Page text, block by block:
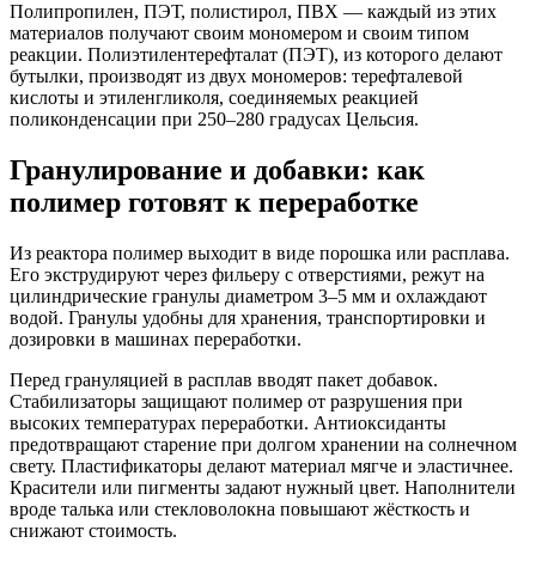
Полипропилен, ПЭТ, полистирол, ПВХ — каждый из этих
материалов получают своим мономером и своим типом
реакции. Полиэтилентерефталат (ПЭТ), из которого делают
бутылки, производят из двух мономеров: терефталевой
кислоты и этиленгликоля, соединяемых реакцией
поликонденсации при 250–280 градусах Цельсия.
Гранулирование и добавки: как
полимер готовят к переработке
Из реактора полимер выходит в виде порошка или расплава.
Его экструдируют через фильеру с отверстиями, режут на
цилиндрические гранулы диаметром 3–5 мм и охлаждают
водой. Гранулы удобны для хранения, транспортировки и
дозировки в машинах переработки.
Перед грануляцией в расплав вводят пакет добавок.
Стабилизаторы защищают полимер от разрушения при
высоких температурах переработки. Антиоксиданты
предотвращают старение при долгом хранении на солнечном
свету. Пластификаторы делают материал мягче и эластичнее.
Красители или пигменты задают нужный цвет. Наполнители
вроде талька или стекловолокна повышают жёсткость и
снижают стоимость.